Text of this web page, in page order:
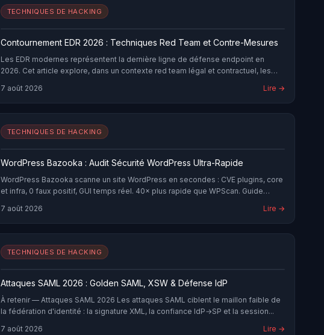
TECHNIQUES DE HACKING
Contournement EDR 2026 : Techniques Red Team et Contre-Mesures
Les EDR modernes représentent la dernière ligne de défense endpoint en
2026. Cet article explore, dans un contexte red team légal et contractuel, les
shellcode, process injection, bypass AMSI, direct syscalls — et les contre-
mesures pour les défenseurs.
7 août 2026 Lire →
TECHNIQUES DE HACKING
WordPress Bazooka : Audit Sécurité WordPress Ultra-Rapide
WordPress Bazooka scanne un site WordPress en secondes : CVE plugins, core
et infra, 0 faux positif, GUI temps réel. 40× plus rapide que WPScan. Guide…
7 août 2026
Lire →
TECHNIQUES DE HACKING
Attaques SAML 2026 : Golden SAML, XSW & Défense IdP
À retenir — Attaques SAML 2026 Les attaques SAML ciblent le maillon faible de
la fédération d'identité : la signature XML, la confiance IdP→SP et la session...
7 août 2026
Lire →